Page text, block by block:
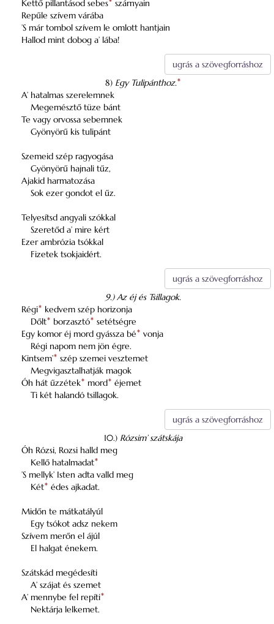
Kettő pillantásod sebes
szárnyain
Repűle szívem várába
’S már tombol szívem le omlott hantjain
Hallod mint dobog a’ lába!
ugrás a szövegforráshoz
8) Egy Tulipánthoz.*
A’ hatalmas szerelemnek
Megemésztő tüze bánt
Te vagy orvossa sebemnek
Gyönyörű kis tulipánt
Szemeid szép ragyogása
Gyönyörű hajnali tűz,
Ajakid harmatozása
Sok ezer gondot el űz.
Telyesítsd angyali szókkal
Szeretőd a’ mire kért
Ezer ambrózia tsókkal
Fizetek tsokjaidért.
ugrás a szövegforráshoz
9.) Az éj és Tsillagok.
Régi* kedvem szép horizonja
Dőlt* borzasztó* setétségre
Egy komor éj mord gyássza bé* vonja
Régi napom nem jön égre.
Kintsem’* szép szemei vesztemet
Megvigasztalhatják magok
Óh hát űzzétek* mord* éjemet
Ti két halandó tsillagok.
ugrás a szövegforráshoz
10.) Rózsim’ szátskája
Óh Rózsi, Rozsi halld meg
Kellő hatalmadat*
’S mellyk’ Isten adta valld meg
Két* édes ajkadat.
Midőn te mátkatályúl
Egy tsókot adsz nekem
Szívem merőn el ájúl
El halgat énekem.
Szátskád megédesíti
A’ szájat és szemet
A’ mennybe fel repíti*
Nektárja lelkemet.